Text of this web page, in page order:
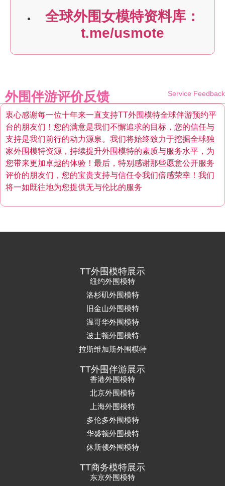
全球外围女模特资料库：
t.me/usmote
外围伴游评价反馈 Service Feedback
衷心感谢每一位十年来一直支持TT外围模特全球伴游预约平
台的朋友们！您的满意是我们不懈追求的目标，您的信任与
支持是我们前行的动力源泉。我们将始终致力于挖掘全球独
家外围模特资源，持续提升外围模特的素质与服务水平，为
您带来更加卓越的体验！最后，特别感谢那些愿意公开服务
评价的朋友们，您的宝贵支持与信任令我们倍感荣幸！我们
将一如既往地为您提供无与伦比的服务
TT外围模特展示
纽约外围模特
洛杉矶外围模特
旧金山外围模特
温哥华外围模特
波士顿外围模特
拉斯维加斯外围模特
TT外围伴游展示
香港外围模特
北京外围模特
上海外围模特
多伦多外围模特
华盛顿外围模特
休斯顿外围模特
TT商务模特展示
东京外围模特